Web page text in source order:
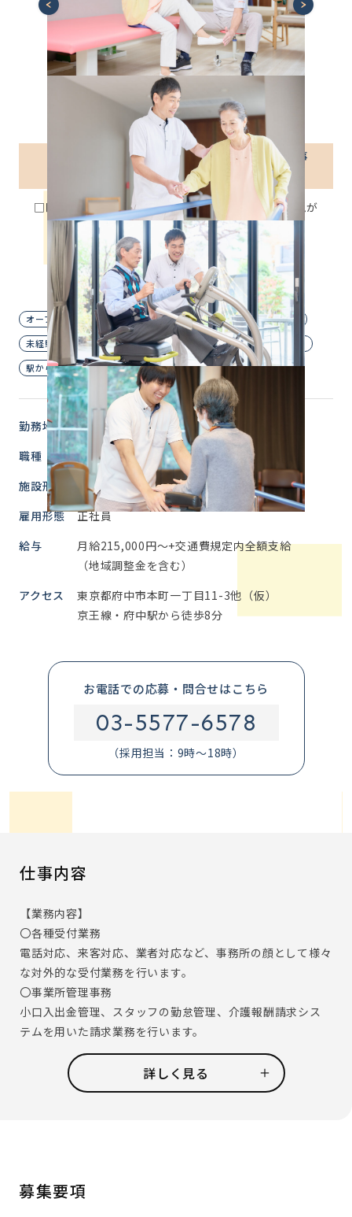
介護付有料老人ホーム 正社員
【オープニングスタッフ】人気の介護事務のお仕事
☆
□■2027年2月 府中市本町1丁目に介護付きホームが
OPENします■□
お仕事復帰希望の方にぴったり！
PCの基本的スキルがあれば応募可能◎
明るく笑顔で対応できる方歓迎♪
オープニングスタッフ ブランクOK 主婦歓迎
夜勤なし
未経験OK
経験者優遇 自転車・バイク通勤OK
賞与あり
駅から徒歩圏内
勤務地
東京都 府中市
職種
事務スタッフ
施設形態
介護付有料老人ホーム
雇用形態
正社員
給与
月給215,000円～+交通費規定内全額支給
（地域調整金を含む）
アクセス
東京都府中市本町一丁目11-3他（仮）
京王線・府中駅から徒歩8分
お電話での応募・問合せはこちら
03-5577-6578
（採用担当：9時～18時）
仕事内容
【業務内容】
〇各種受付業務
電話対応、来客対応、業者対応など、事務所の顔として様々
な対外的な受付業務を行います。
〇事業所管理事務
小口入出金管理、スタッフの勤怠管理、介護報酬請求シス
テムを用いた請求業務を行います。
そのほか、事業所の管理職であるホーム長やセンター長を
補佐し資料作成のお手伝いなども行います。
〇その他雑務
・9:00 事務所清掃＆カフェコーナーの準備
・9:15 業務日誌やメールを確認し、今日の仕事の準備
詳しく見る
募集要項